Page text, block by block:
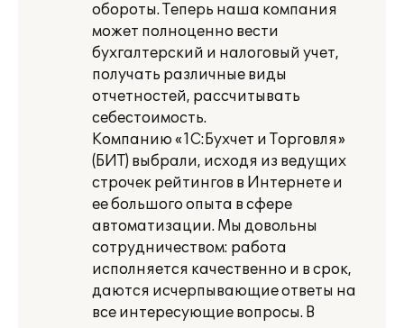
обороты. Теперь наша компания
может полноценно вести
бухгалтерский и налоговый учет,
получать различные виды
отчетностей, рассчитывать
себестоимость.
Компанию «1С:Бухчет и Торговля»
(БИТ) выбрали, исходя из ведущих
строчек рейтингов в Интернете и
ее большого опыта в сфере
автоматизации. Мы довольны
сотрудничеством: работа
исполняется качественно и в срок,
даются исчерпывающие ответы на
все интересующие вопросы. В